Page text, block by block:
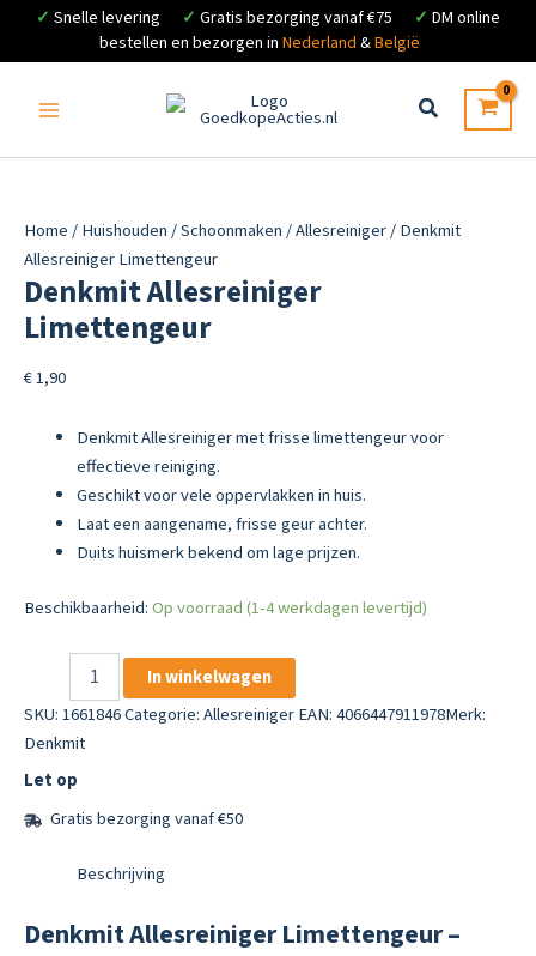
✓ Snelle levering ✓ Gratis bezorging vanaf €75 ✓ DM online
bestellen en bezorgen in Nederland &België
inhoud
Home/Huishouden/Schoonmaken/Allesreiniger/ Denkmit
Allesreiniger Limettengeur
Denkmit Allesreiniger
Limettengeur
€1,90
Denkmit Allesreiniger met frisse limettengeur voor
effectieve reiniging.
Geschikt voor vele oppervlakken in huis.
Laat een aangename, frisse geur achter.
Duits huismerk bekend om lage prijzen.
Beschikbaarheid:Op voorraad (1-4 werkdagen levertijd)
Allesreiniger
Limettengeur
aantal
In winkelwagen
SKU:1661846Categorie:AllesreinigerEAN: 4066447911978Merk:
Denkmit
Let op
Gratis bezorging vanaf €50
Beschrijving
Denkmit Allesreiniger Limettengeur –